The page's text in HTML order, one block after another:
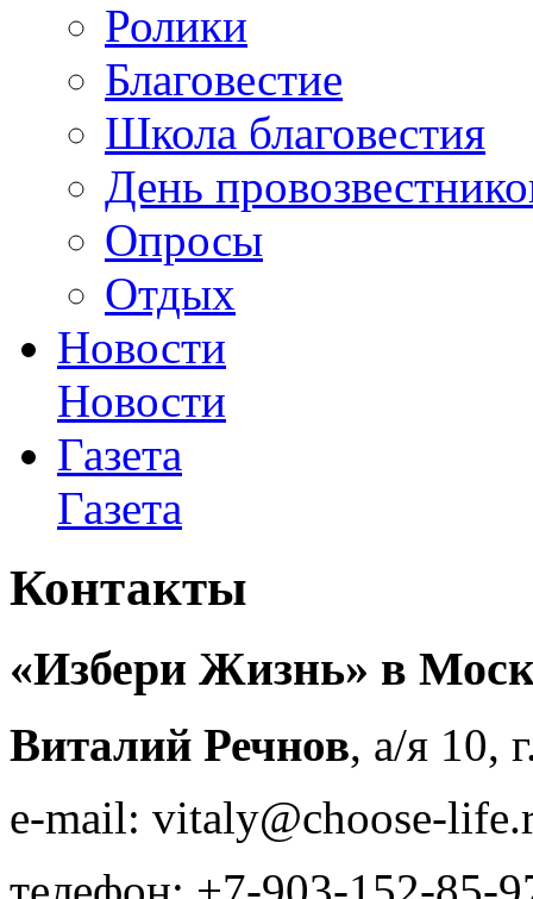
Ролики
Благовестие
Школа благовестия
День
Опросы
Отдых
Новости
Новости
Газета
Газета
Контакты
«Избери Жизнь» в
Виталий Речнов, а/я 10,
e-mail: vitaly@choose-